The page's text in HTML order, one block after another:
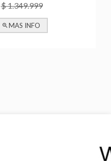
$ 1.349.999
MAS INFO